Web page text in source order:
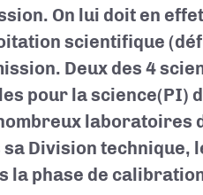
On lui doit en
scientifique
Deux des 4
pour la science(PI)
laboratoires
Division technique,
la phase de